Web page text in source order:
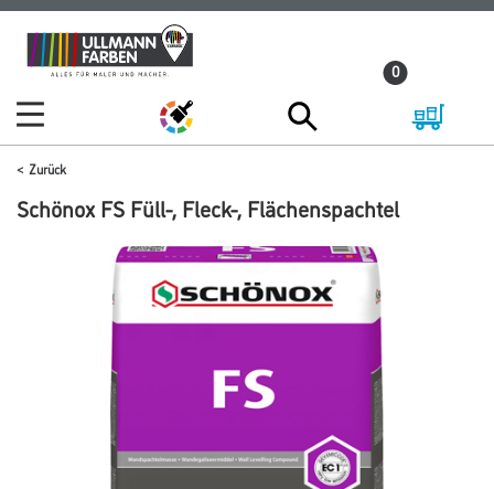
Zum
Inhalt
Zum
Navigationsmenü
0
Zurück
Schönox FS Füll-, Fleck-, Flächenspachtel